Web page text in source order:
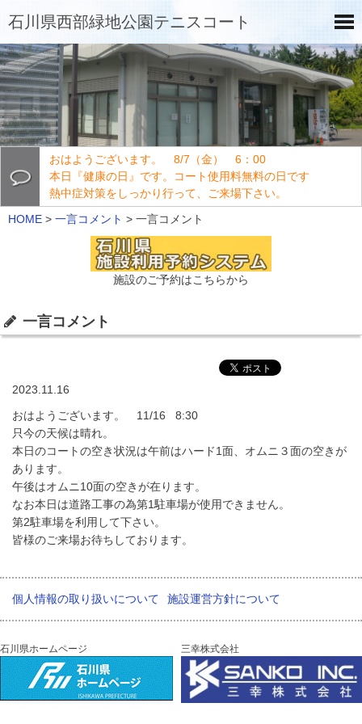
石川県西部緑地公園テニスコート
おはようございます。 8/7（金） 6：00
本日『健康の日』です。コート使用料無料の日です
熱中症対策をしっかり行って、ご来場下さい。
HOME > 一言コメント > 一言コメント
施設のご予約はこちらから
一言コメント
2023.11.16
おはようございます。 11/16 8:30
只今の天候は晴れ。
本日のコートの空き状況は午前はハード1面、オムニ３面の空きが
あります。
午後はオムニ10面の空きが在ります。
なお本日は道路工事の為第1駐車場が使用できません。
第2駐車場を利用して下さい。
皆様のご来場お待ちしております。
個人情報の取り扱いについて 施設運営方針について
石川県ホームページ 三幸株式会社